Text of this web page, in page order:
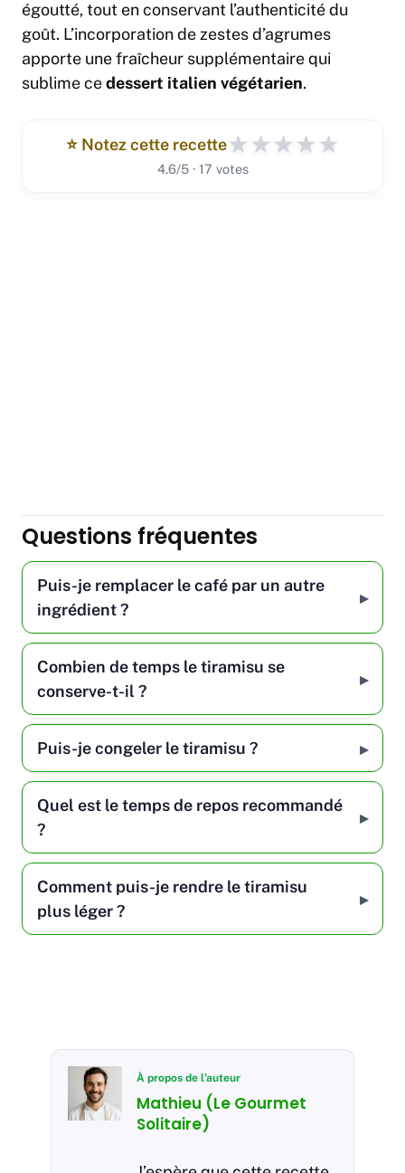
égoutté, tout en conservant l’authenticité du
goût. L’incorporation de zestes d’agrumes
apporte une fraîcheur supplémentaire qui
sublime cedessert italien végétarien.
⭐️ Notez cette recette★★★★★
4.6/5 · 17 votes
Questions fréquentes
Puis-je remplacer le café par un autre
ingrédient ?
Combien de temps le tiramisu se
conserve-t-il ?
Puis-je congeler le tiramisu ?
Quel est le temps de repos recommandé
?
Comment puis-je rendre le tiramisu
plus léger ?
À propos de l’auteur
Mathieu (Le Gourmet
Solitaire)